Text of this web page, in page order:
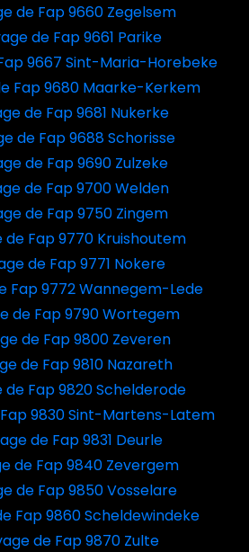
de Fap 9660 Zegelsem
de Fap 9661 Parike
9667 Sint-Maria-Horebeke
Fap 9680 Maarke-Kerkem
de Fap 9681 Nukerke
de Fap 9688 Schorisse
de Fap 9690 Zulzeke
de Fap 9700 Welden
de Fap 9750 Zingem
Fap 9770 Kruishoutem
de Fap 9771 Nokere
Fap 9772 Wannegem-Lede
de Fap 9790 Wortegem
de Fap 9800 Zeveren
de Fap 9810 Nazareth
Fap 9820 Schelderode
9830 Sint-Martens-Latem
de Fap 9831 Deurle
de Fap 9840 Zevergem
de Fap 9850 Vosselare
Fap 9860 Scheldewindeke
de Fap 9870 Zulte